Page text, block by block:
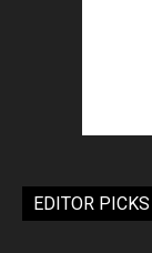
EDITOR PICKS